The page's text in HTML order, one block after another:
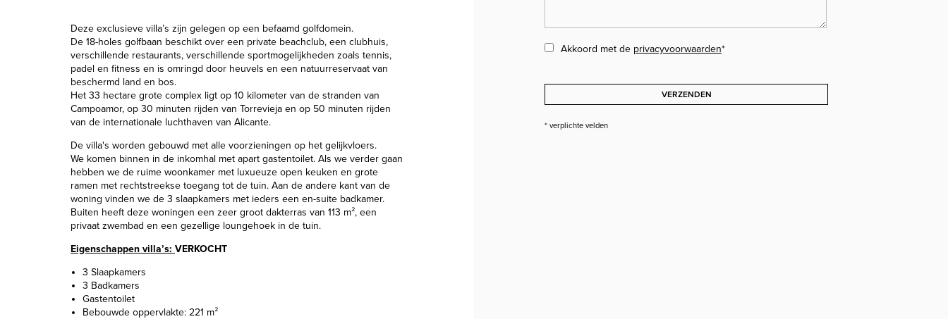
Deze exclusieve villa’s zijn gelegen op een befaamd golfdomein.
De 18-holes golfbaan beschikt over een private beachclub, een clubhuis,
verschillende restaurants, verschillende sportmogelijkheden zoals tennis,
padel en fitness en is omringd door heuvels en een natuurreservaat van
beschermd land en bos.
Het 33 hectare grote complex ligt op 10 kilometer van de stranden van
Campoamor, op 30 minuten rijden van Torrevieja en op 50 minuten rijden
van de internationale luchthaven van Alicante.
De villa's worden gebouwd met alle voorzieningen op het gelijkvloers.
We komen binnen in de inkomhal met apart gastentoilet. Als we verder gaan
hebben we de ruime woonkamer met luxueuze open keuken en grote
ramen met rechtstreekse toegang tot de tuin. Aan de andere kant van de
woning vinden we de 3 slaapkamers met ieders een en-suite badkamer.
Buiten heeft deze woningen een zeer groot dakterras van 113 m², een
privaat zwembad en een gezellige loungehoek in de tuin.
Eigenschappen villa’s: VERKOCHT
3 Slaapkamers
3 Badkamers
Gastentoilet
Bebouwde oppervlakte: 221 m²
Akkoord met de privacyvoorwaarden*
VERZENDEN
* verplichte velden